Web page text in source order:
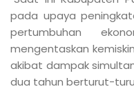
pada upaya
pertumbuhan
mengentaskan
akibat dampak
dua tahun berturut-